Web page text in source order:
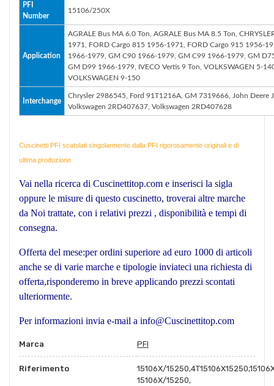
PFI
Number
15106/250X
Application
AGRALE Bus MA 6.0 Ton, AGRALE Bus MA 8.5 Ton,
1971, FORD Cargo 815 1956-1971, FORD Cargo 915 1956-
1966-1979, GM C90 1966-1979, GM C99 1966-1979, GM
GM D99 1966-1979, IVECO Vertis 9 Ton, VOLKSWAGEN 5-
VOLKSWAGEN 9-150
Interchange
Chrysler 2986545, Ford 91T1216A, GM 7319666, John
Volkswagen 2RD407637, Volkswagen 2RD407628
Cuscinetti PFI scatolati singolarmente dalla PFI rigorosamente originali e di
ultima produzione
Vai nella ricerca di Cuscinettitop.com e inserisci la sigla
oppure le misure di questo cuscinetto, troverai altre marche
da Noi trattate, con i relativi prezzi , disponibilità e tempi di
consegna.
Offerta del mese:per ordini superiore ad euro 1000 di articoli
anche se di varie marche e tipologie inviateci una richiesta di
offerta,risponderemo in breve applicando prezzi scontati
ulteriormente.
Per informazioni invia e-mail a info@Cuscinettitop.com
Marca PFI
Riferimento
15106X/
15106X/15250,